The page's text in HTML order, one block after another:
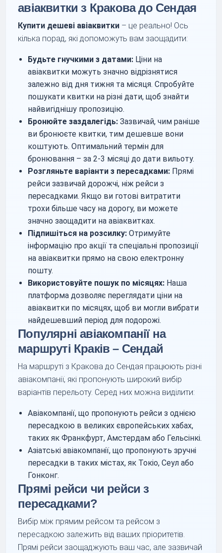
авіаквитки з Кракова до Сендая
Купити дешеві авіаквитки – це реально! Ось
кілька порад, які допоможуть вам заощадити:
Будьте гнучкими з датами: Ціни на
авіаквитки можуть значно відрізнятися
залежно від дня тижня та місяця. Спробуйте
пошукати квитки на різні дати, щоб знайти
найвигіднішу пропозицію.
Бронюйте заздалегідь: Зазвичай, чим раніше
ви бронюєте квитки, тим дешевше вони
коштують. Оптимальний термін для
бронювання – за 2-3 місяці до дати вильоту.
Розгляньте варіанти з пересадками: Прямі
рейси зазвичай дорожчі, ніж рейси з
пересадками. Якщо ви готові витратити
трохи більше часу на дорогу, ви можете
значно заощадити на авіаквитках.
Підпишіться на розсилку: Отримуйте
інформацію про акції та спеціальні пропозиції
на авіаквитки прямо на свою електронну
пошту.
Використовуйте пошук по місяцях: Наша
платформа дозволяє переглядати ціни на
авіаквитки по місяцях, щоб ви могли вибрати
найдешевший період для подорожі.
Популярні авіакомпанії на
маршруті Краків – Сендай
На маршруті з Кракова до Сендая працюють різні
авіакомпанії, які пропонують широкий вибір
варіантів перельоту. Серед них можна виділити:
Авіакомпанії, що пропонують рейси з однією
пересадкою в великих європейських хабах,
таких як Франкфурт, Амстердам або Гельсінкі.
Азіатські авіакомпанії, що пропонують зручні
пересадки в таких містах, як Токіо, Сеул або
Гонконг.
Прямі рейси чи рейси з
пересадками?
Вибір між прямим рейсом та рейсом з
пересадкою залежить від ваших пріоритетів.
Прямі рейси заощаджують ваш час, але зазвичай